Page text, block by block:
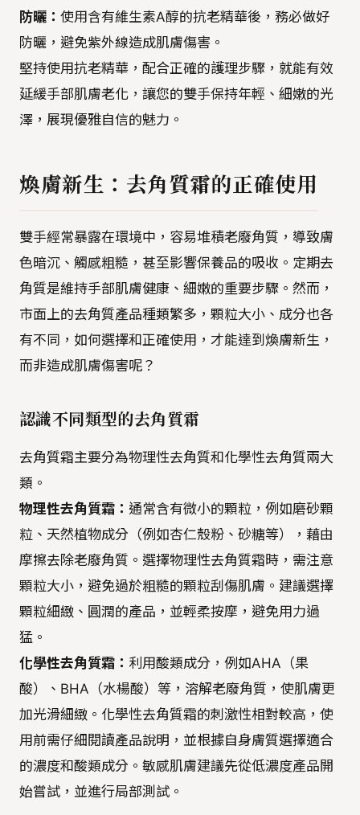
防曬： 使用含有維生素A醇的抗老精華後，務必做好
防曬，避免紫外線造成肌膚傷害。
堅持使用抗老精華，配合正確的護理步驟，就能有效
延緩手部肌膚老化，讓您的雙手保持年輕、細嫩的光
澤，展現優雅自信的魅力。
煥膚新生：去角質霜的正確使用
雙手經常暴露在環境中，容易堆積老廢角質，導致膚
色暗沉、觸感粗糙，甚至影響保養品的吸收。定期去
角質是維持手部肌膚健康、細嫩的重要步驟。然而，
市面上的去角質產品種類繁多，顆粒大小、成分也各
有不同，如何選擇和正確使用，才能達到煥膚新生，
而非造成肌膚傷害呢？
認識不同類型的去角質霜
去角質霜主要分為物理性去角質和化學性去角質兩大
類。
物理性去角質霜： 通常含有微小的顆粒，例如磨砂顆
粒、天然植物成分（例如杏仁殼粉、砂糖等），藉由
摩擦去除老廢角質。選擇物理性去角質霜時，需注意
顆粒大小，避免過於粗糙的顆粒刮傷肌膚。建議選擇
顆粒細緻、圓潤的產品，並輕柔按摩，避免用力過
猛。
化學性去角質霜： 利用酸類成分，例如AHA（果
酸）、BHA（水楊酸）等，溶解老廢角質，使肌膚更
加光滑細緻。化學性去角質霜的刺激性相對較高，使
用前需仔細閱讀產品說明，並根據自身膚質選擇適合
的濃度和酸類成分。敏感肌膚建議先從低濃度產品開
始嘗試，並進行局部測試。